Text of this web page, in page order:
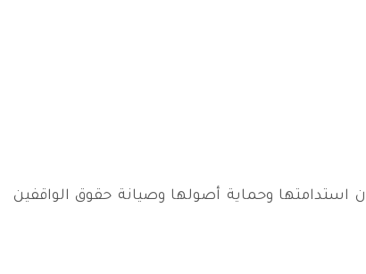
استدامتها وحماية أصولها وصيانة حقوق الواقفين